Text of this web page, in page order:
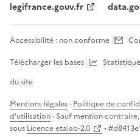
legifrance.gouv.fr
Accessibilité : non conforme
Télécharger les bases
du site
Mentions légales · Politique de
d'utilisation · Sauf mention
sous Licence etalab-2.0 • #